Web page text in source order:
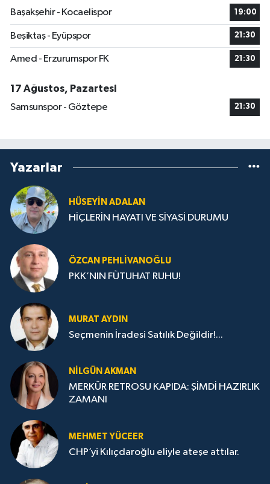
Başakşehir - Kocaelispor
19:00
Beşiktaş - Eyüpspor 21:30
Amed - Erzurumspor FK 21:30
17 Ağustos, Pazartesi
Samsunspor - Göztepe
21:30
Yazarlar
HÜSEYIN ADALAN
HİÇLERİN HAYATI VE SİYASİ DURUMU
ÖZCAN PEHLIVANOĞLU
PKK’NIN FÜTUHAT RUHU!
MURAT AYDIN
Seçmenin İradesi Satılık Değildir!...
NILGÜN AKMAN
MERKÜR RETROSU KAPIDA: ŞİMDİ HAZIRLIK
ZAMANI
MEHMET YÜCEER
CHP’yi Kılıçdaroğlu eliyle ateşe attılar.